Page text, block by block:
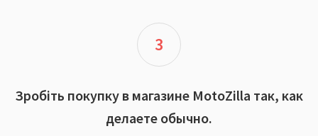
3
Зробіть покупку в магазине MotoZilla так, как
делаете обычно.